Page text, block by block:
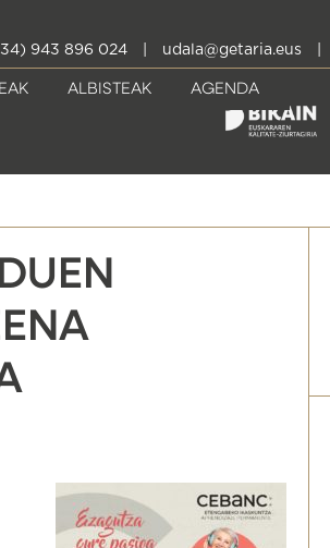
943 896 024 udala@getaria.eus
ALBISTEAK AGENDA